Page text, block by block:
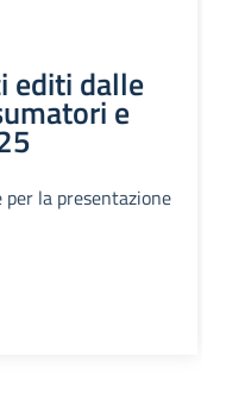
editi dalle
e
la presentazione